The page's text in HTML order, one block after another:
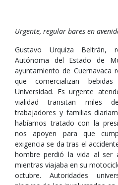
Urgente, regular bares en
Gustavo Urquiza Beltrán,
Autónoma del Estado de
ayuntamiento de Cuernavaca
que comercializan
Universidad. Es urgente
vialidad transitan miles
trabajadores y familias
habíamos tratado con la
nos apoyen para que
exigencia se da tras el
hombre perdió la vida al ser
mientras viajaba en su
octubre. Autoridades